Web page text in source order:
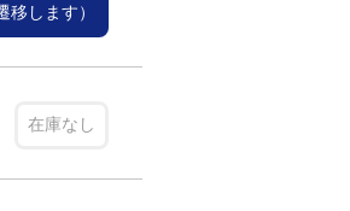
移します）
在庫なし